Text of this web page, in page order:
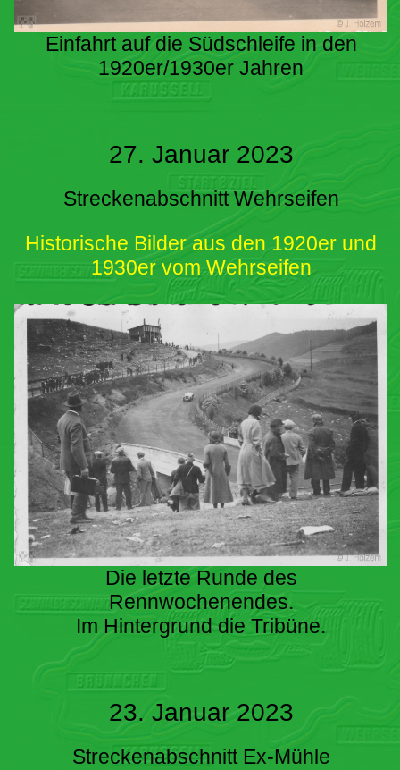
Einfahrt auf die Südschleife in den
1920er/1930er Jahren
27. Januar 2023
Streckenabschnitt Wehrseifen
Historische Bilder aus den 1920er und
1930er vom Wehrseifen
Die letzte Runde des
Rennwochenendes.
Im Hintergrund die Tribüne.
23. Januar 2023
Streckenabschnitt Ex-Mühle